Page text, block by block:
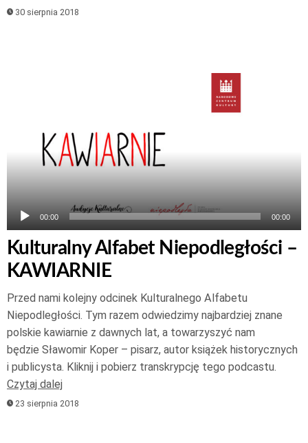
30 sierpnia 2018
00:00 00:00
Kulturalny Alfabet Niepodległości –
KAWIARNIE
Przed nami kolejny odcinek Kulturalnego Alfabetu
Niepodległości. Tym razem odwiedzimy najbardziej znane
polskie kawiarnie z dawnych lat, a towarzyszyć nam
będzie Sławomir Koper – pisarz, autor książek historycznych
i publicysta. Kliknij i pobierz transkrypcję tego podcastu.
Czytaj dalej
23 sierpnia 2018